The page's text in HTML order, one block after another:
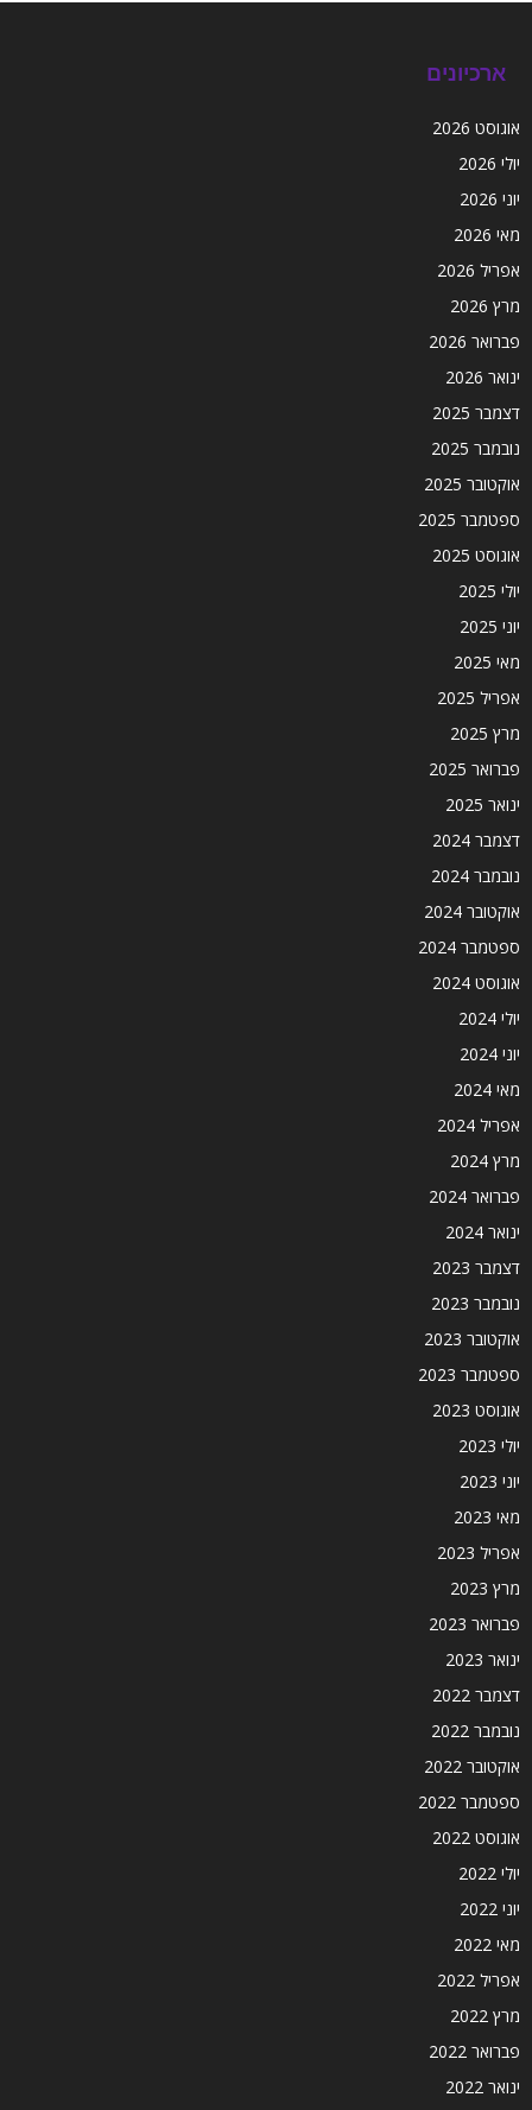
ארכיונים
אוגוסט 2026
יולי 2026
יוני 2026
מאי 2026
אפריל 2026
מרץ 2026
פברואר 2026
ינואר 2026
דצמבר 2025
נובמבר 2025
אוקטובר 2025
ספטמבר 2025
אוגוסט 2025
יולי 2025
יוני 2025
מאי 2025
אפריל 2025
מרץ 2025
פברואר 2025
ינואר 2025
דצמבר 2024
נובמבר 2024
אוקטובר 2024
ספטמבר 2024
אוגוסט 2024
יולי 2024
יוני 2024
מאי 2024
אפריל 2024
מרץ 2024
פברואר 2024
ינואר 2024
דצמבר 2023
נובמבר 2023
אוקטובר 2023
ספטמבר 2023
אוגוסט 2023
יולי 2023
יוני 2023
מאי 2023
אפריל 2023
מרץ 2023
פברואר 2023
ינואר 2023
דצמבר 2022
נובמבר 2022
אוקטובר 2022
ספטמבר 2022
אוגוסט 2022
יולי 2022
יוני 2022
מאי 2022
אפריל 2022
מרץ 2022
פברואר 2022
ינואר 2022